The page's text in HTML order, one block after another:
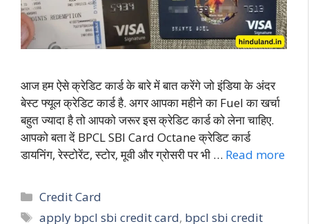
आज हम ऐसे क्रेडिट कार्ड के बारे में बात करेंगे जो इंडिया के अंदर
बेस्ट फ्यूल क्रेडिट कार्ड है. अगर आपका महीने का Fuel का खर्चा
बहुत ज्यादा है तो आपको जरूर इस क्रेडिट कार्ड को लेना चाहिए.
आपको बता दें BPCL SBI Card Octane क्रेडिट कार्ड
डायनिंग, रेस्टोरेंट, स्टोर, मूवी और ग्रोसरी पर भी … Read more
Credit Card
apply bpcl sbi credit card, bpcl sbi credit